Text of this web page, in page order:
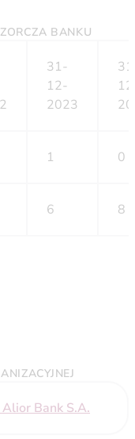
BANKU
31-
12-
2023
1 0
6 8
Bank S.A.